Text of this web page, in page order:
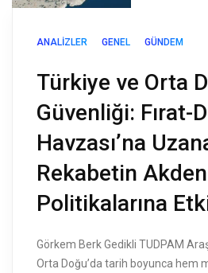
ANALIZLER GENEL GÜNDEM
Türkiye ve Orta
Güvenliği: Fırat-
Havzası’na
Rekabetin
Politikalarına
Görkem Berk Gedikli TUDPAM
Orta Doğu’da tarih boyunca hem